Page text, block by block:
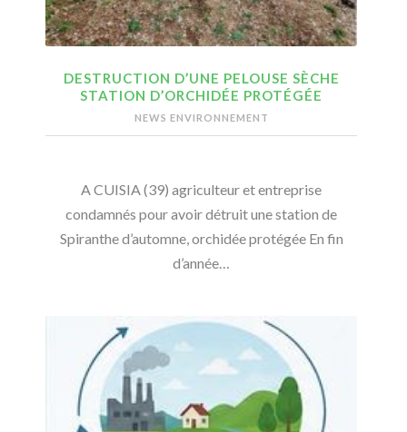
DESTRUCTION D’UNE PELOUSE SÈCHE
STATION D’ORCHIDÉE PROTÉGÉE
NEWS ENVIRONNEMENT
A CUISIA (39) agriculteur et entreprise
condamnés pour avoir détruit une station de
Spiranthe d’automne, orchidée protégée En fin
d’année…